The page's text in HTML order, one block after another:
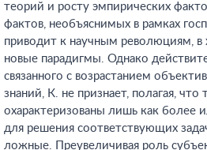
теорий и росту эмпирических
фактов, необъяснимых в рамках
приводит к научным революциям, в
новые парадигмы. Однако
связанного с возрастанием
знаний, К. не признает, полагая,
охарактеризованы лишь как более
для решения соответствующих
ложные. Преувеличивая роль